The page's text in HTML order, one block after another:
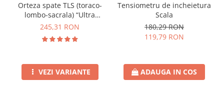
Orteza spate TLS (toraco-
lombo-sacrala) “Ultra
Breath”
245,31 RON
VEZI VARIANTE
Tensiometru de incheietura
Scala
180,29 RON
119,79 RON
ADAUGA IN COS